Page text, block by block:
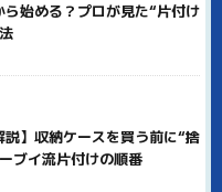
始める？プロが見た“片付け
説】収納ケースを買う前に“捨
ブイ流片付けの順番